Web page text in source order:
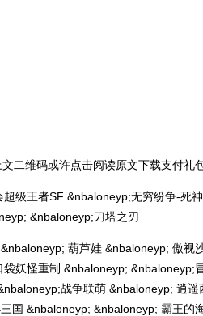
二维码或许点击阅读原文下载支付礼
级王者SF &nbaloneyp;无穷纷争-死
&nbaloneyp;刀塔之刃
葫芦娃 &nbaloneyp; 傲视
妖怪重制 &nbaloneyp; &nbaloneyp;
战争联萌 &nbaloneyp; 逍
国 &nbaloneyp; &nbaloneyp; 霸王的